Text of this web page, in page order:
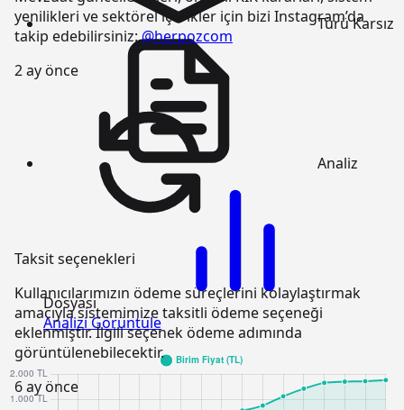
yenilikleri ve sektörel içerikler için bizi Instagram’da
takip edebilirsiniz:@herpozcom
2 ay önce
Taksit seçenekleri
Kullanıcılarımızın ödeme süreçlerini kolaylaştırmak
amacıyla sistemimize taksitli ödeme seçeneği
eklenmiştir. İlgili seçenek ödeme adımında
görüntülenebilecektir.
6 ay önce
TürüKarsız
Analiz
Dosyası
Analizi Görüntüle